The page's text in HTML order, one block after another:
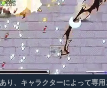
り、キャラクターによって専